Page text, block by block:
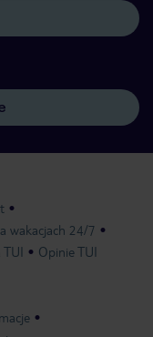
wakacjach 24/7
TUI Opinie TUI